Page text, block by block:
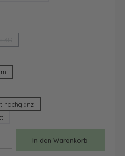
ist zurzeit nicht verfügbar.)
hochglanz
In den Warenkorb